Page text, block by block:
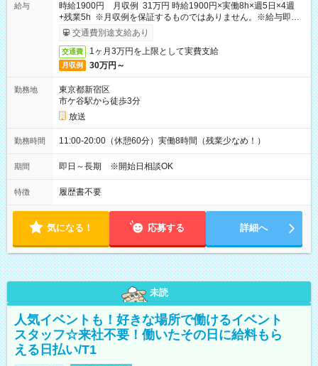
給与
時給1900円 月収例 31万円 時給1900円×実働8h×週5日×4週
+残業5h ※月収例を保証するものではありません。※給与即受
取りサービス利用可（利用条件有）
交通費別途支給あり
交通費 1ヶ月3万円を上限として実費支給
月収例 30万円～
勤務地
東京都新宿区
市ケ谷駅から徒歩3分
放送
勤務時間 11:00-20:00（休憩60分）実働8時間（残業少なめ！）
期間 即日～長期 ※開始日相談OK
特徴 履歴書不要
気になる！ 応募する 詳細へ
未読
人気イベントも！好きな場所で働けるイベント
スタッフ☆来社不要！働いたその日に給料もら
える日払い/T1